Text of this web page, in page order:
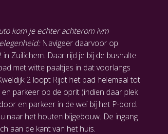
kom je echter achterom ivm
Navigeer daarvoor op
in Zuilichem. Daar rijd je bij de bushalte
met witte paaltjes in dat voorlangs
2 loopt Rijdt het pad helemaal tot
parkeer op de oprit (indien daar plek
en parkeer in de wei bij het P-bord.
naar het houten bijgebouw. De ingang
aan de kant van het huis.